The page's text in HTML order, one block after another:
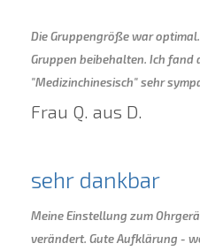
Die Gruppengröße war
Gruppen beibehalten. Ich fand
"Medizinchinesisch" sehr
Frau Q. aus D.
sehr dankbar
Meine Einstellung zum
verändert. Gute Aufklärung -